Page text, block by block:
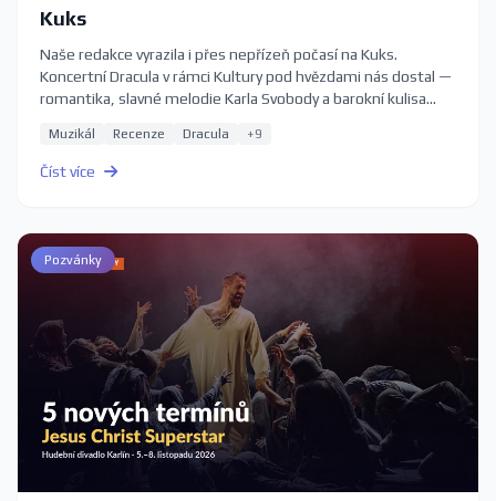
Kuks
Naše redakce vyrazila i přes nepřízeň počasí na Kuks.
Koncertní Dracula v rámci Kultury pod hvězdami nás dostal —
romantika, slavné melodie Karla Svobody a barokní kulisa
Muzikál Recenze Dracula +9
Číst více
Pozvánky